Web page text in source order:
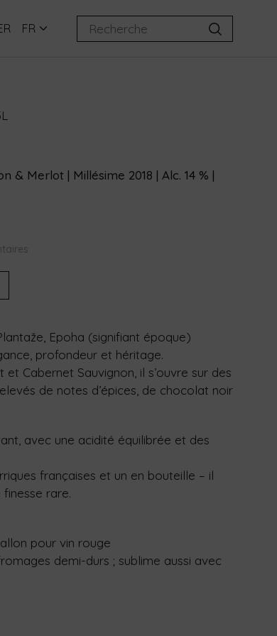
FR
& Merlot | Millésime 2018 | Alc. 14 % |
Epoha (signifiant époque)
profondeur et héritage.
Cabernet Sauvignon, il s’ouvre sur des
de notes d’épices, de chocolat noir
avec une acidité équilibrée et des
françaises et un en bouteille – il
rare.
pour vin rouge
demi-durs ; sublime aussi avec